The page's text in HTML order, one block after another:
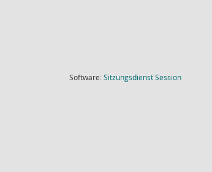
Software:SitzungsdienstSession(Wird in